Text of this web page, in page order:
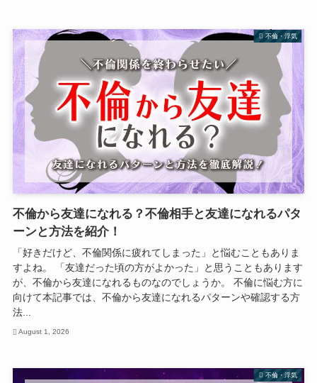
不倫・浮気
不倫から友達になれる？不倫相手と友達になれるパタ
ーンと方法を紹介！
「好きだけど、不倫関係に疲れてしまった」と悩むこともありま
すよね。 「友達だった頃の方がよかった」と思うこともあります
が、不倫から友達になれるものなのでしょうか。 不倫に悩む方に
向けて本記事では、不倫から友達になれるパターンや確認する方
法...
August 1, 2026
不倫・浮気